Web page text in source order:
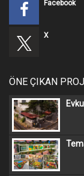
Facebook
X
ÖNE ÇIKAN